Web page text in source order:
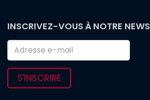
INSCRIVEZ-VOUS À NOTRE
S'INSCRIRE